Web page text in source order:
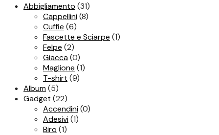
Abbigliamento (31)
Cappellini(8)
Cuffie (6)
Fascette e Sciarpe (1)
Felpe (2)
Giacca(0)
Maglione (1)
T-shirt (9)
Album(5)
Gadget (22)
Accendini(0)
Adesivi(1)
Biro (1)